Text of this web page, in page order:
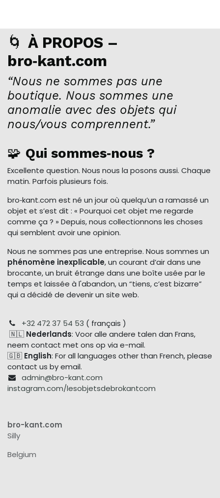
🌀 À PROPOS –
bro‑kant.com
“Nous ne sommes pas une
boutique. Nous sommes une
anomalie avec des objets qui
nous/vous comprennent.”
🧩 Qui sommes‑nous ?
Excellente question. Nous nous la posons aussi. Chaque
matin. Parfois plusieurs fois.
bro‑kant.com est né un jour où quelqu’un a ramassé un
objet et s’est dit : « Pourquoi cet objet me regarde
comme ça ? » Depuis, nous collectionnons les choses
qui semblent avoir une opinion.
Nous ne sommes pas une entreprise. Nous sommes un
phénomène inexplicable, un courant d’air dans une
brocante, un bruit étrange dans une boîte usée par le
temps et laissée à l'abandon, un “tiens, c’est bizarre”
qui a décidé de devenir un site web.
+32 472 37 54 53 ( français )
🇳🇱 Nederlands: Voor alle andere talen dan Frans,
neem contact met ons op via e-mail.
🇬🇧 English: For all languages other than French, please
contact us by email.
admin@bro-kant.com
instagram.com/lesobjetsdebrokantcom
bro-kant.com
Silly
Belgium